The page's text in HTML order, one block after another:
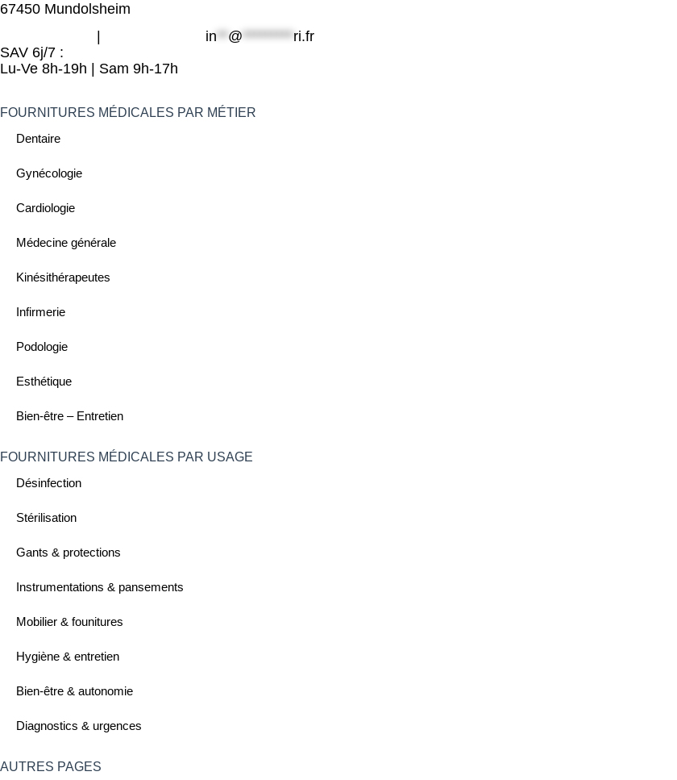
67450 Mundolsheim
in**@*********ri.fr
SAV 6j/7 :
Lu-Ve 8h-19h | Sam 9h-17h
FOURNITURES MÉDICALES PAR MÉTIER
Dentaire
Gynécologie
Cardiologie
Médecine générale
Kinésithérapeutes
Infirmerie
Podologie
Esthétique
Bien-être – Entretien
FOURNITURES MÉDICALES PAR USAGE ​
Désinfection
Stérilisation
Gants & protections
Instrumentations & pansements
Mobilier & founitures
Hygiène & entretien
Bien-être & autonomie
Diagnostics & urgences
AUTRES PAGES